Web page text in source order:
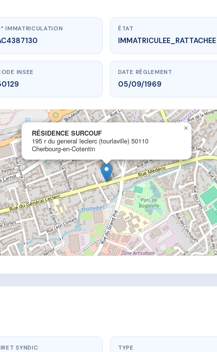
www.vme.plus/AC4387130
RÉSIDENCE SURCOUF
leclerc (tourlaville)50110 Cherbourg-en-Cotentin
IMMATRICULATION ÉTAT
IMMATRICULEE_RATTACHEE
INSEE DATE RÈGLEMENT
05/09/1969
RÉSIDENCE SURCOUF
195 r du general leclerc (tourlaville) 50110
Cherbourg-en-Cotentin
×
SYNDIC TYPE